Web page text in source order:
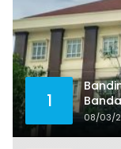
1
Dua
08/03/